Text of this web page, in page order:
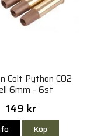
Colt Python CO2
6mm - 6st
149 kr
Köp